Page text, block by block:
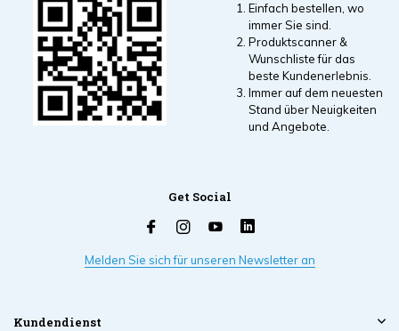
Einfach bestellen, wo
immer Sie sind.
Produktscanner &
Wunschliste für das
beste Kundenerlebnis.
Immer auf dem neuesten
Stand über Neuigkeiten
und Angebote.
Get Social
Melden Sie sich für unseren Newsletter an
Kundendienst